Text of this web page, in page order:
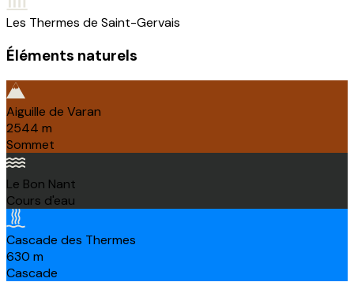
Les Thermes de Saint-Gervais
Éléments naturels
Aiguille de Varan
2544 m
Sommet
Le Bon Nant
Cours d'eau
Cascade des Thermes
630 m
Cascade